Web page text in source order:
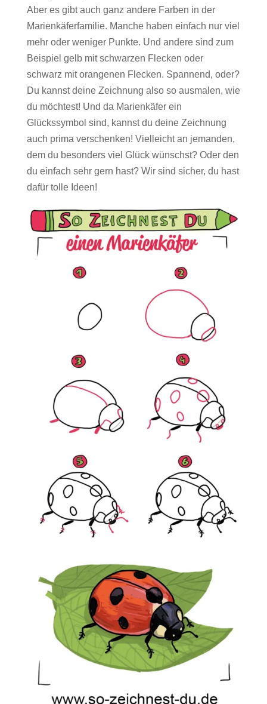
Aber es gibt auch ganz andere Farben in der
Marienkäferfamilie. Manche haben einfach nur viel
mehr oder weniger Punkte. Und andere sind zum
Beispiel gelb mit schwarzen Flecken oder
schwarz mit orangenen Flecken. Spannend, oder?
Du kannst deine Zeichnung also so ausmalen, wie
du möchtest! Und da Marienkäfer ein
Glückssymbol sind, kannst du deine Zeichnung
auch prima verschenken! Vielleicht an jemanden,
dem du besonders viel Glück wünschst? Oder den
du einfach sehr gern hast? Wir sind sicher, du hast
dafür tolle Ideen!